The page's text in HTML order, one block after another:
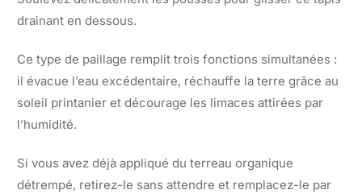
drainant en dessous.
Ce type de paillage remplit trois fonctions simultanées :
il évacue l’eau excédentaire, réchauffe la terre grâce au
soleil printanier et décourage les limaces attirées par
l’humidité.
Si vous avez déjà appliqué du terreau organique
détrempé, retirez-le sans attendre et remplacez-le par